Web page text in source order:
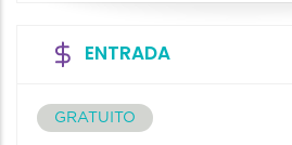
ENTRADA
GRATUITO